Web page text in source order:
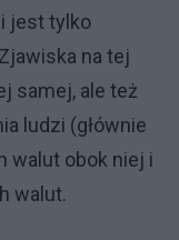
jest tylko
na tej
samej, ale też
ludzi (głównie
walut obok niej i
walut.